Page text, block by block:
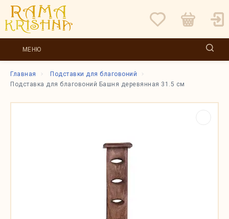
МЕНЮ
Главная
Подставки для благовоний
Подставка для благовоний Башня деревянная 31.5 см